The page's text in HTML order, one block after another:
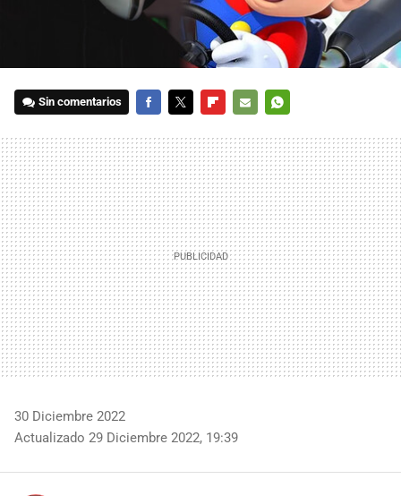
Sin comentarios
MAIL
30 Diciembre 2022
Actualizado 29 Diciembre 2022, 19:39